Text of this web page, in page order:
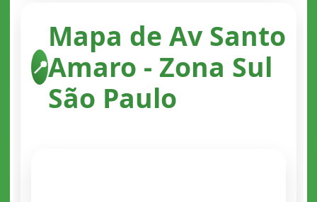
📍
Mapa de Av Santo
Amaro - Zona Sul
São Paulo